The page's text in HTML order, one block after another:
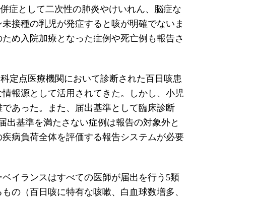
症として二次性の肺炎やけいれん、脳症な
接種の乳児が発症すると咳が明確でないま
め入院加療となった症例や死亡例も報告さ
定点医療機関において診断された百日咳患
報源として活用されてきた。しかし、小児
あった。また、届出基準として臨床診断
出基準を満たさない症例は報告の対象外と
病負荷全体を評価する報告システムが必要
イランスはすべての医師が届出を行う5類
の（百日咳に特有な咳嗽、白血球数増多、